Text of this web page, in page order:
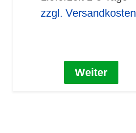
zzgl. Versandkosten
Weiter